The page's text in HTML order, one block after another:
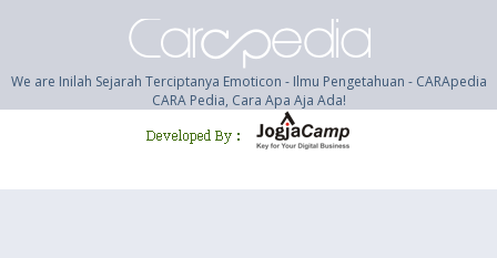
We are Inilah Sejarah Terciptanya Emoticon - Ilmu Pengetahuan - CARApedia
CARA Pedia, Cara Apa Aja Ada!